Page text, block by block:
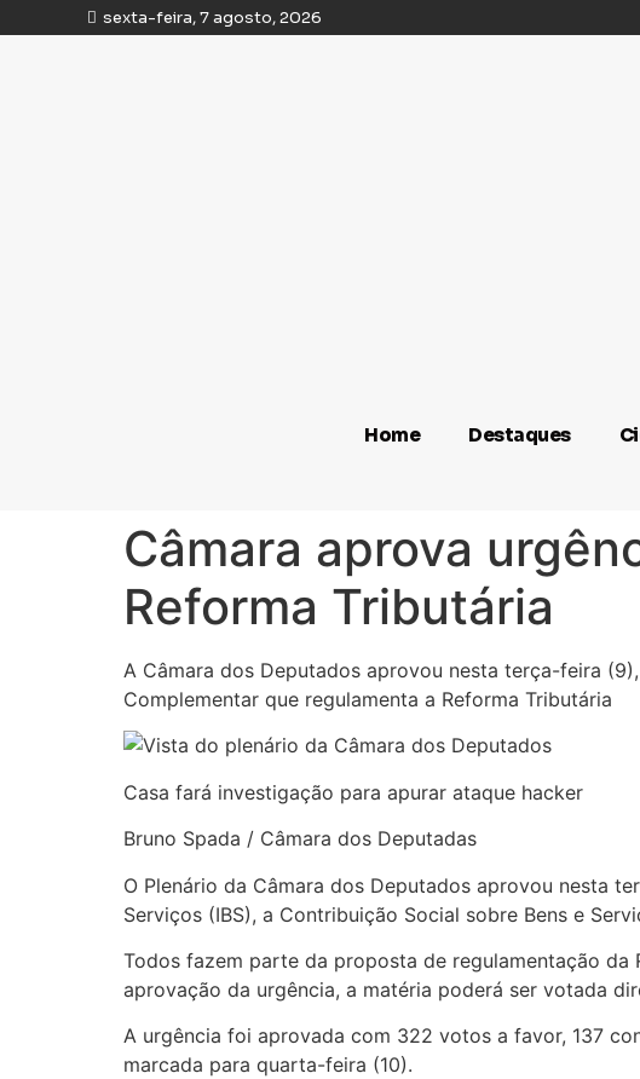
sexta-feira, 7 agosto, 2026
Home Destaques
Câmara aprova
Reforma Tributária
A Câmara dos Deputados aprovou nesta terça-feira
Complementar que regulamenta a Reforma Tributária
Casa fará investigação para apurar ataque hacker
Bruno Spada / Câmara dos Deputadas
O Plenário da Câmara dos Deputados aprovou nesta
Serviços (IBS), a Contribuição Social sobre Bens e
Todos fazem parte da proposta de regulamentação
aprovação da urgência, a matéria poderá ser votada
A urgência foi aprovada com 322 votos a favor, 137
marcada para quarta-feira (10).